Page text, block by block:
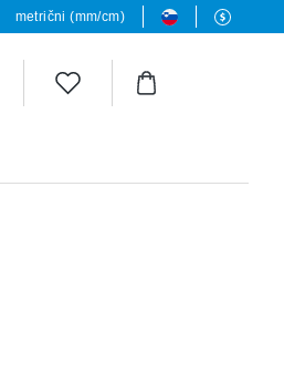
metrični (mm/cm)